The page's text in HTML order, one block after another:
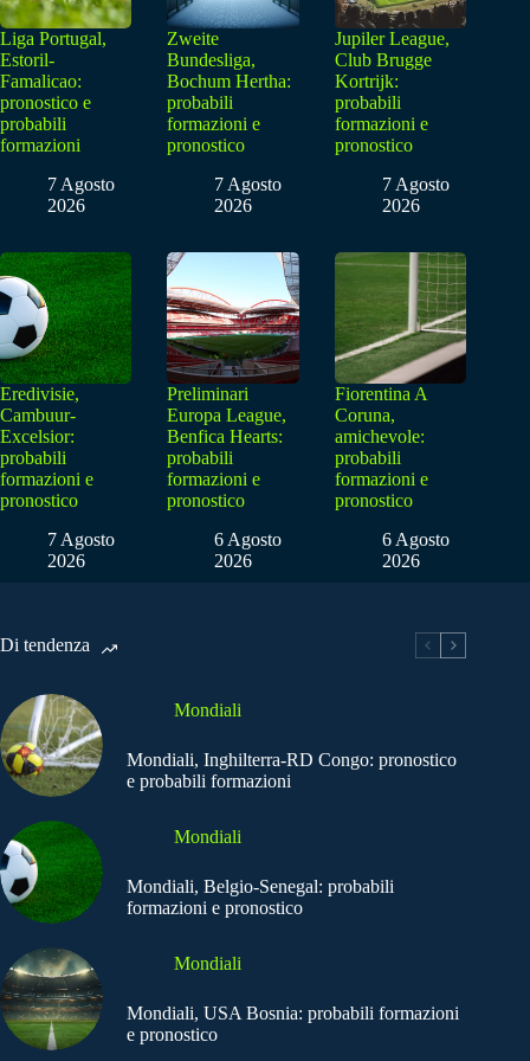
Liga Portugal,
Estoril-
Famalicao:
pronostico e
probabili
formazioni
7 Agosto
2026
Zweite
Bundesliga,
Bochum Hertha:
probabili
formazioni e
pronostico
7 Agosto
2026
Jupiler League,
Club Brugge
Kortrijk:
probabili
formazioni e
pronostico
7 Agosto
2026
Eredivisie,
Cambuur-
Excelsior:
probabili
formazioni e
pronostico
7 Agosto
2026
Preliminari
Europa League,
Benfica Hearts:
probabili
formazioni e
pronostico
6 Agosto
2026
Fiorentina A
Coruna,
amichevole:
probabili
formazioni e
pronostico
6 Agosto
2026
Di tendenza
Mondiali
Mondiali, Inghilterra-RD Congo: pronostico
e probabili formazioni
Mondiali
Mondiali, Belgio-Senegal: probabili
formazioni e pronostico
Mondiali
Mondiali, USA Bosnia: probabili formazioni
e pronostico